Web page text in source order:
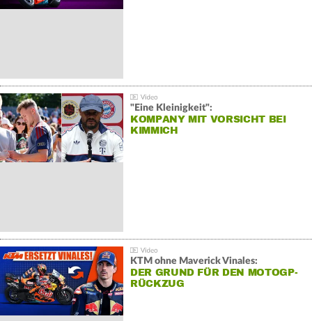
"Eine Kleinigkeit":
KOMPANY MIT VORSICHT BEI
KIMMICH
KTM ohne Maverick Vinales:
DER GRUND FÜR DEN MOTOGP-
RÜCKZUG